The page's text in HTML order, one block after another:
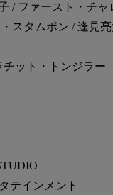
/ ファースト・チ
スタムポン / 逢見
ット・トンジラー
テインメント